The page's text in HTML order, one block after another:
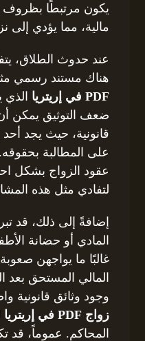
يكون مرتبطًا
مالية، مما يؤدي إلى
عند حدوث الطلاق،
هناك مستند رسمي
PDF في إريتريا
الذي
ضعف التوثيق يمكن
قانونية، حيث يجد
على المطالبة
عقود الزواج بشكل
لتفادي مثل هذه
إضافةً إلى ذلك، قد
المادي أو حضانة
غالبًا ما يواجهن
المالي المستحق بعد
وجود وثائق قانونية
زواج PDF في إريتريا
المحاكم. عموماً، قد